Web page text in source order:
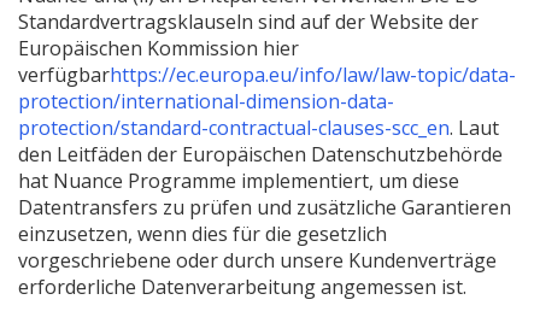
Standardvertragsklauseln sind auf der Website der
Europäischen Kommission hier
verfügbarhttps://ec.europa.eu/info/law/law-topic/data-
protection/international-dimension-data-
protection/standard-contractual-clauses-scc_en(Neues
Fenster
öffnen)
. Laut
den Leitfäden der Europäischen Datenschutzbehörde
hat Nuance Programme implementiert, um diese
Datentransfers zu prüfen und zusätzliche Garantieren
einzusetzen, wenn dies für die gesetzlich
vorgeschriebene oder durch unsere Kundenverträge
erforderliche Datenverarbeitung angemessen ist.